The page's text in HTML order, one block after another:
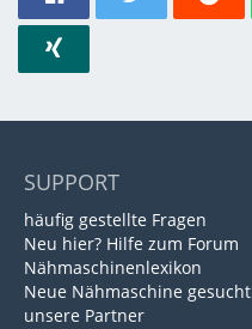
SUPPORT
häufig gestellte Fragen
Neu hier? Hilfe zum Forum
Nähmaschinenlexikon
Neue Nähmaschine gesucht
unsere Partner